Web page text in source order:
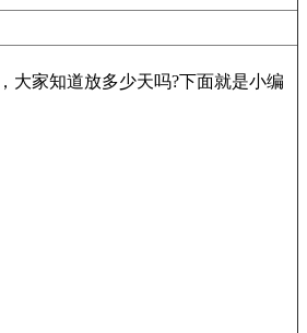
大家知道放多少天吗?下面就是小编